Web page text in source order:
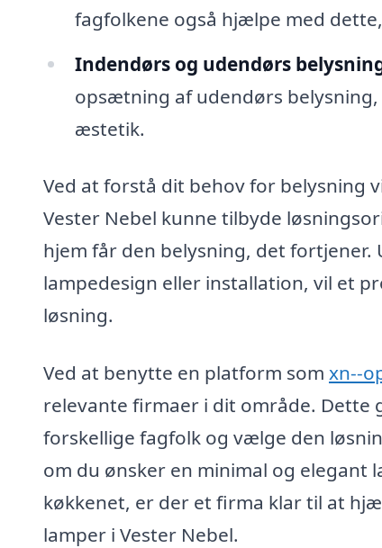
fagfolkene også hjælpe med
Indendørs og udendørs
opsætning af udendørs
æstetik.
Ved at forstå dit behov for belysning
Vester Nebel kunne tilbyde
hjem får den belysning, det
lampedesign eller installation, vil et
løsning.
Ved at benytte en platform som xn--
relevante firmaer i dit område.
forskellige fagfolk og vælge den
om du ønsker en minimal og elegant
køkkenet, er der et firma klar til at
lamper i Vester Nebel.